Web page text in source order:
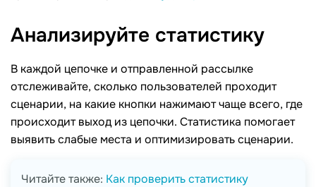
Анализируйте статистику
В каждой цепочке и отправленной рассылке
отслеживайте, сколько пользователей проходит
сценарии, на какие кнопки нажимают чаще всего, где
происходит выход из цепочки. Статистика помогает
выявить слабые места и оптимизировать сценарии.
Читайте также: Как проверить статистику